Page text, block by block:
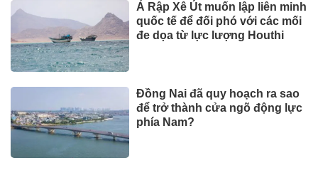
Ả Rập Xê Út muốn lập liên minh
quốc tế để đối phó với các mối
đe dọa từ lực lượng Houthi
Đồng Nai đã quy hoạch ra sao
để trở thành cửa ngõ động lực
phía Nam?